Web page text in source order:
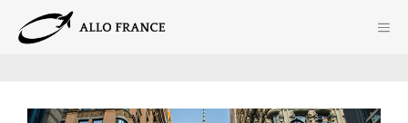
contenu